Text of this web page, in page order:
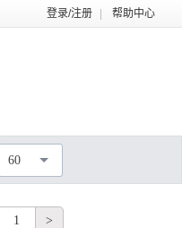
登录/注册 帮助中心
60
C4D
旗 2017鸡年新年开门红背景
1 >